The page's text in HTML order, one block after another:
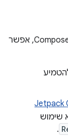
ל-Compose, אפשר
Jetpack
שימוש
.